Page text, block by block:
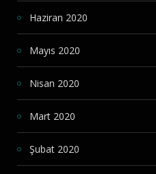
Haziran 2020
Mayıs 2020
Nisan 2020
Mart 2020
Şubat 2020